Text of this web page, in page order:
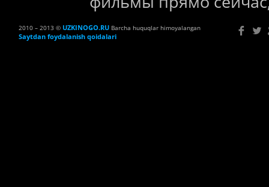
2010 – 2013 © UZKINOGO.RU Barcha huquqlar himoyalangan
Saytdan foydalanish qoidalari